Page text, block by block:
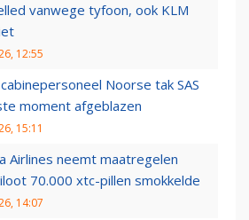
vanwege tyfoon, ook KLM
12:55
Noorse tak SAS
moment afgeblazen
15:11
Airlines neemt maatregelen
70.000 xtc-pillen smokkelde
14:07